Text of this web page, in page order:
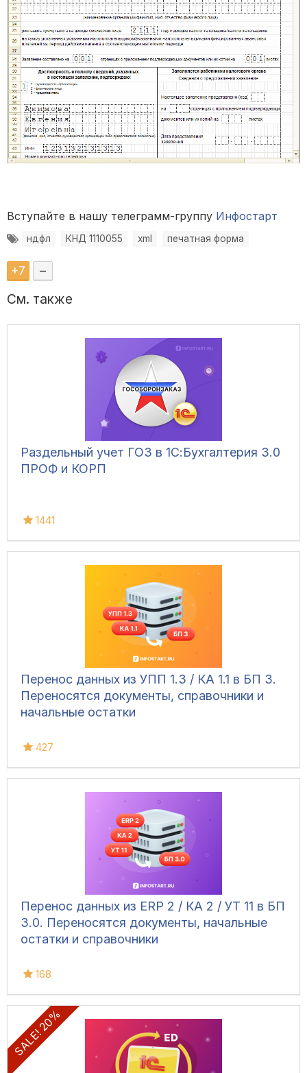
Вступайте в нашу телеграмм-группу Инфостарт
ндфл КНД 1110055 xml печатная форма
+7 –
См. также
Раздельный учет ГОЗ в 1С:Бухгалтерия 3.0
ПРОФ и КОРП
1441
Перенос данных из УПП 1.3 / КА 1.1 в БП 3.
Переносятся документы, справочники и
начальные остатки
427
Перенос данных из ERP 2 / КА 2 / УТ 11 в БП
3.0. Переносятся документы, начальные
остатки и справочники
168
SALE! 20%